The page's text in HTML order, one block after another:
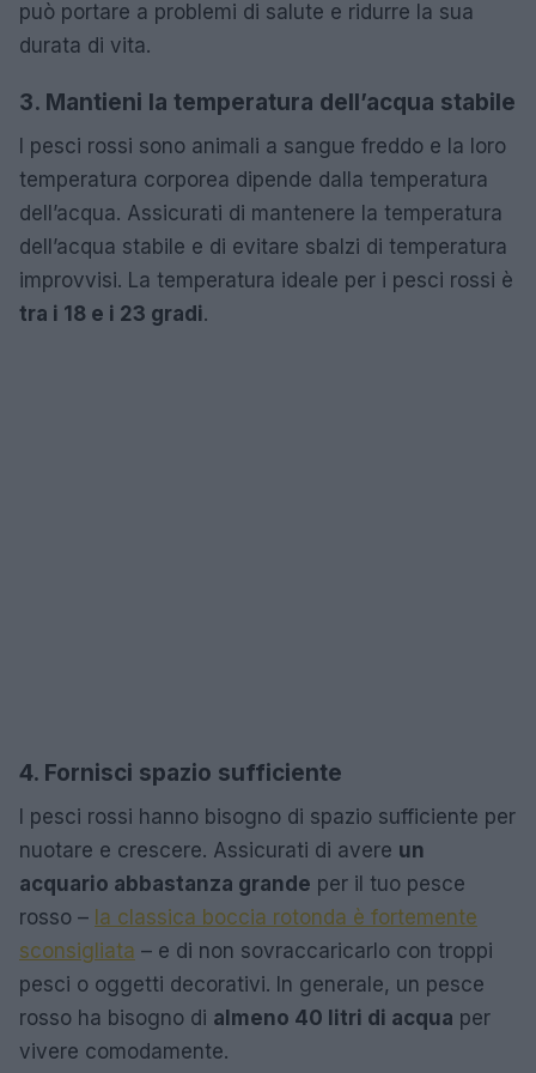
può portare a problemi di salute e ridurre la sua
durata di vita.
3. Mantieni la temperatura dell’acqua stabile
I pesci rossi sono animali a sangue freddo e la loro
temperatura corporea dipende dalla temperatura
dell’acqua. Assicurati di mantenere la temperatura
dell’acqua stabile e di evitare sbalzi di temperatura
improvvisi. La temperatura ideale per i pesci rossi è
tra i 18 e i 23 gradi.
4. Fornisci spazio sufficiente
I pesci rossi hanno bisogno di spazio sufficiente per
nuotare e crescere. Assicurati di avere un
acquario abbastanza grande per il tuo pesce
rosso – la classica boccia rotonda è fortemente
sconsigliata – e di non sovraccaricarlo con troppi
pesci o oggetti decorativi. In generale, un pesce
rosso ha bisogno di almeno 40 litri di acqua per
vivere comodamente.